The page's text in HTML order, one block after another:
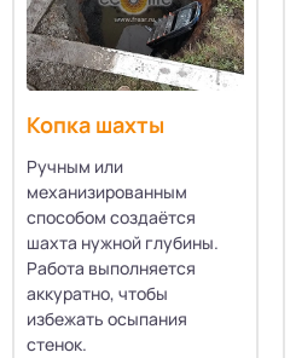
Копка шахты
Ручным или
механизированным
способом создаётся
шахта нужной глубины.
Работа выполняется
аккуратно, чтобы
избежать осыпания
стенок.